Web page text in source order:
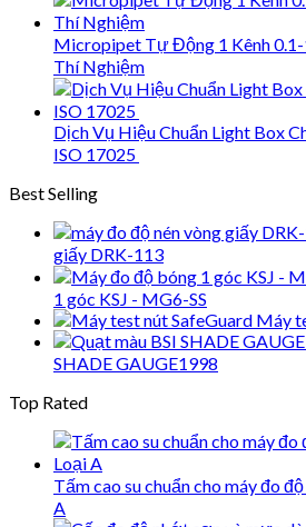
Micropipet Tự Động 1 Kênh 0.1-
Thí Nghiệm
Dịch Vụ Hiệu Chuẩn Light Box
ISO 17025
Best Selling
giấy DRK-113
1 góc KSJ - MG6-SS
Máy
SHADE GAUGE1998
Top Rated
Tấm cao su chuẩn cho máy đo
A